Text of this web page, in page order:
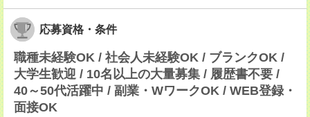
応募資格・条件
職種未経験OK / 社会人未経験OK / ブランクOK /
大学生歓迎 / 10名以上の大量募集 / 履歴書不要 /
40～50代活躍中 / 副業・WワークOK / WEB登録・
面接OK